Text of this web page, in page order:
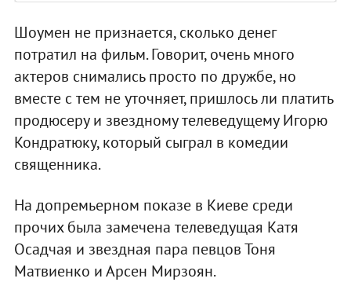
Шоумен не признается, сколько денег
потратил на фильм. Говорит, очень много
актеров снимались просто по дружбе, но
вместе с тем не уточняет, пришлось ли платить
продюсеру и звездному телеведущему Игорю
Кондратюку, который сыграл в комедии
священника.
На допремьерном показе в Киеве среди
прочих была замечена телеведущая Катя
Осадчая и звездная пара певцов Тоня
Матвиенко и Арсен Мирзоян.